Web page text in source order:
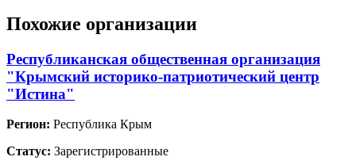
Похожие организации
Республиканская общественная организация
"Крымский историко-патриотический центр
"Истина"
Регион: Республика Крым
Статус: Зарегистрированные